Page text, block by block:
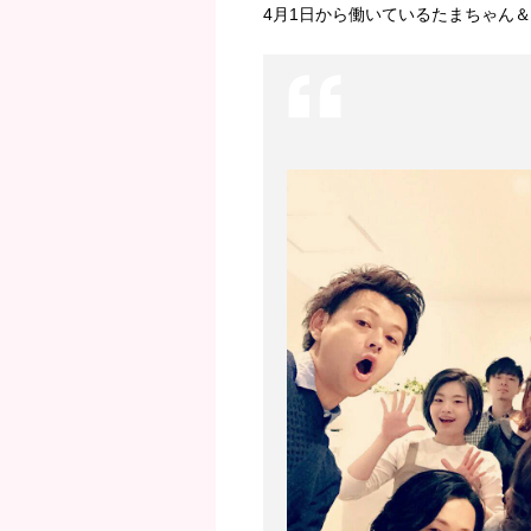
4月1日から働いているたまちゃん